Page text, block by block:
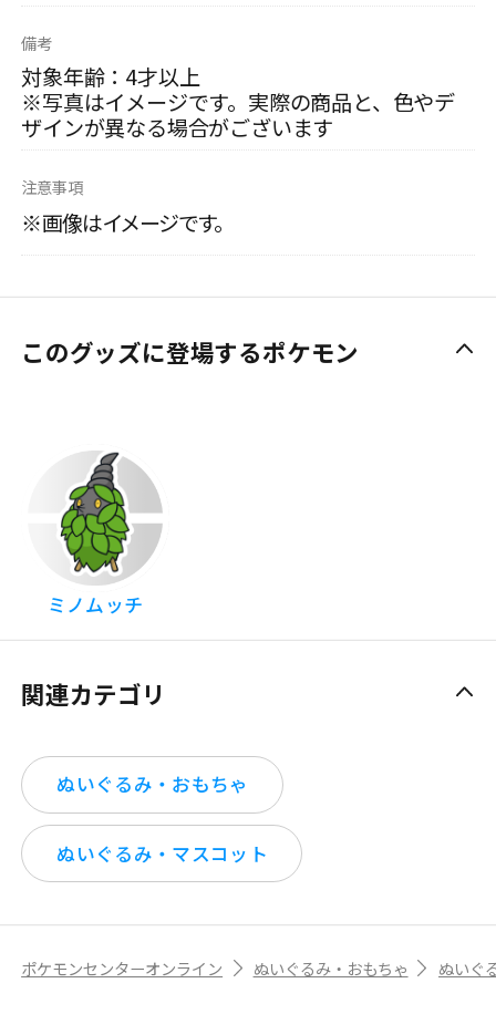
備考
対象年齢：4才以上
※写真はイメージです。実際の商品と、色やデ
ザインが異なる場合がございます
注意事項
※画像はイメージです。
このグッズに登場するポケモン
ミノムッチ
関連カテゴリ
ぬいぐるみ・おもちゃ
ぬいぐるみ・マスコット
ポケモンセンターオンライン ぬいぐるみ・おもちゃ ぬいぐ